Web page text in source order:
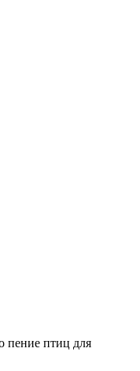
пение птиц для